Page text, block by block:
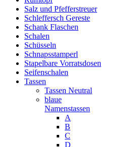
Salz und Pfefferstreuer
Schleffersch Gereste
Schank Flaschen
Schalen
Schüsseln
Schnapsstamperl
Stapelbare Vorratsdosen
Seifenschalen
Tassen
Tassen Neutral
blaue
Namenstassen
A
B
C
D